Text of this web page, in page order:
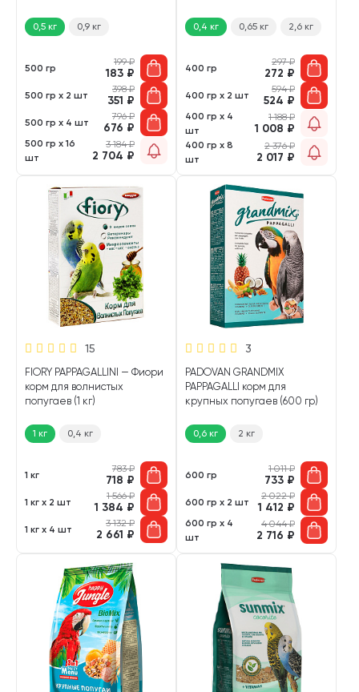
0,5 кг 0,9 кг
500 гр
199₽
183 ₽
500 гр х 2 шт
398₽
351 ₽
500 гр х 4 шт
796₽
676 ₽
500 гр х 16
шт
3 184₽
2 704 ₽
0,4 кг 0,65 кг 2,6 кг
400 гр
297₽
272 ₽
400 гр х 2 шт
594₽
524 ₽
400 гр х 4
шт
1 188₽
1 008 ₽
400 гр х 8
шт
2 376₽
2 017 ₽
15
FIORY PAPPAGALLINI — Фиори
корм для волнистых
попугаев (1 кг)
1 кг 0,4 кг
1 кг
783₽
718 ₽
1 кг х 2 шт
1 566₽
1 384 ₽
1 кг х 4 шт
3 132₽
2 661 ₽
3
PADOVAN GRANDMIX
PAPPAGALLI корм для
крупных попугаев (600 гр)
0,6 кг 2 кг
600 гр
1 011₽
733 ₽
600 гр х 2 шт
2 022₽
1 412 ₽
600 гр х 4
шт
4 044₽
2 716 ₽